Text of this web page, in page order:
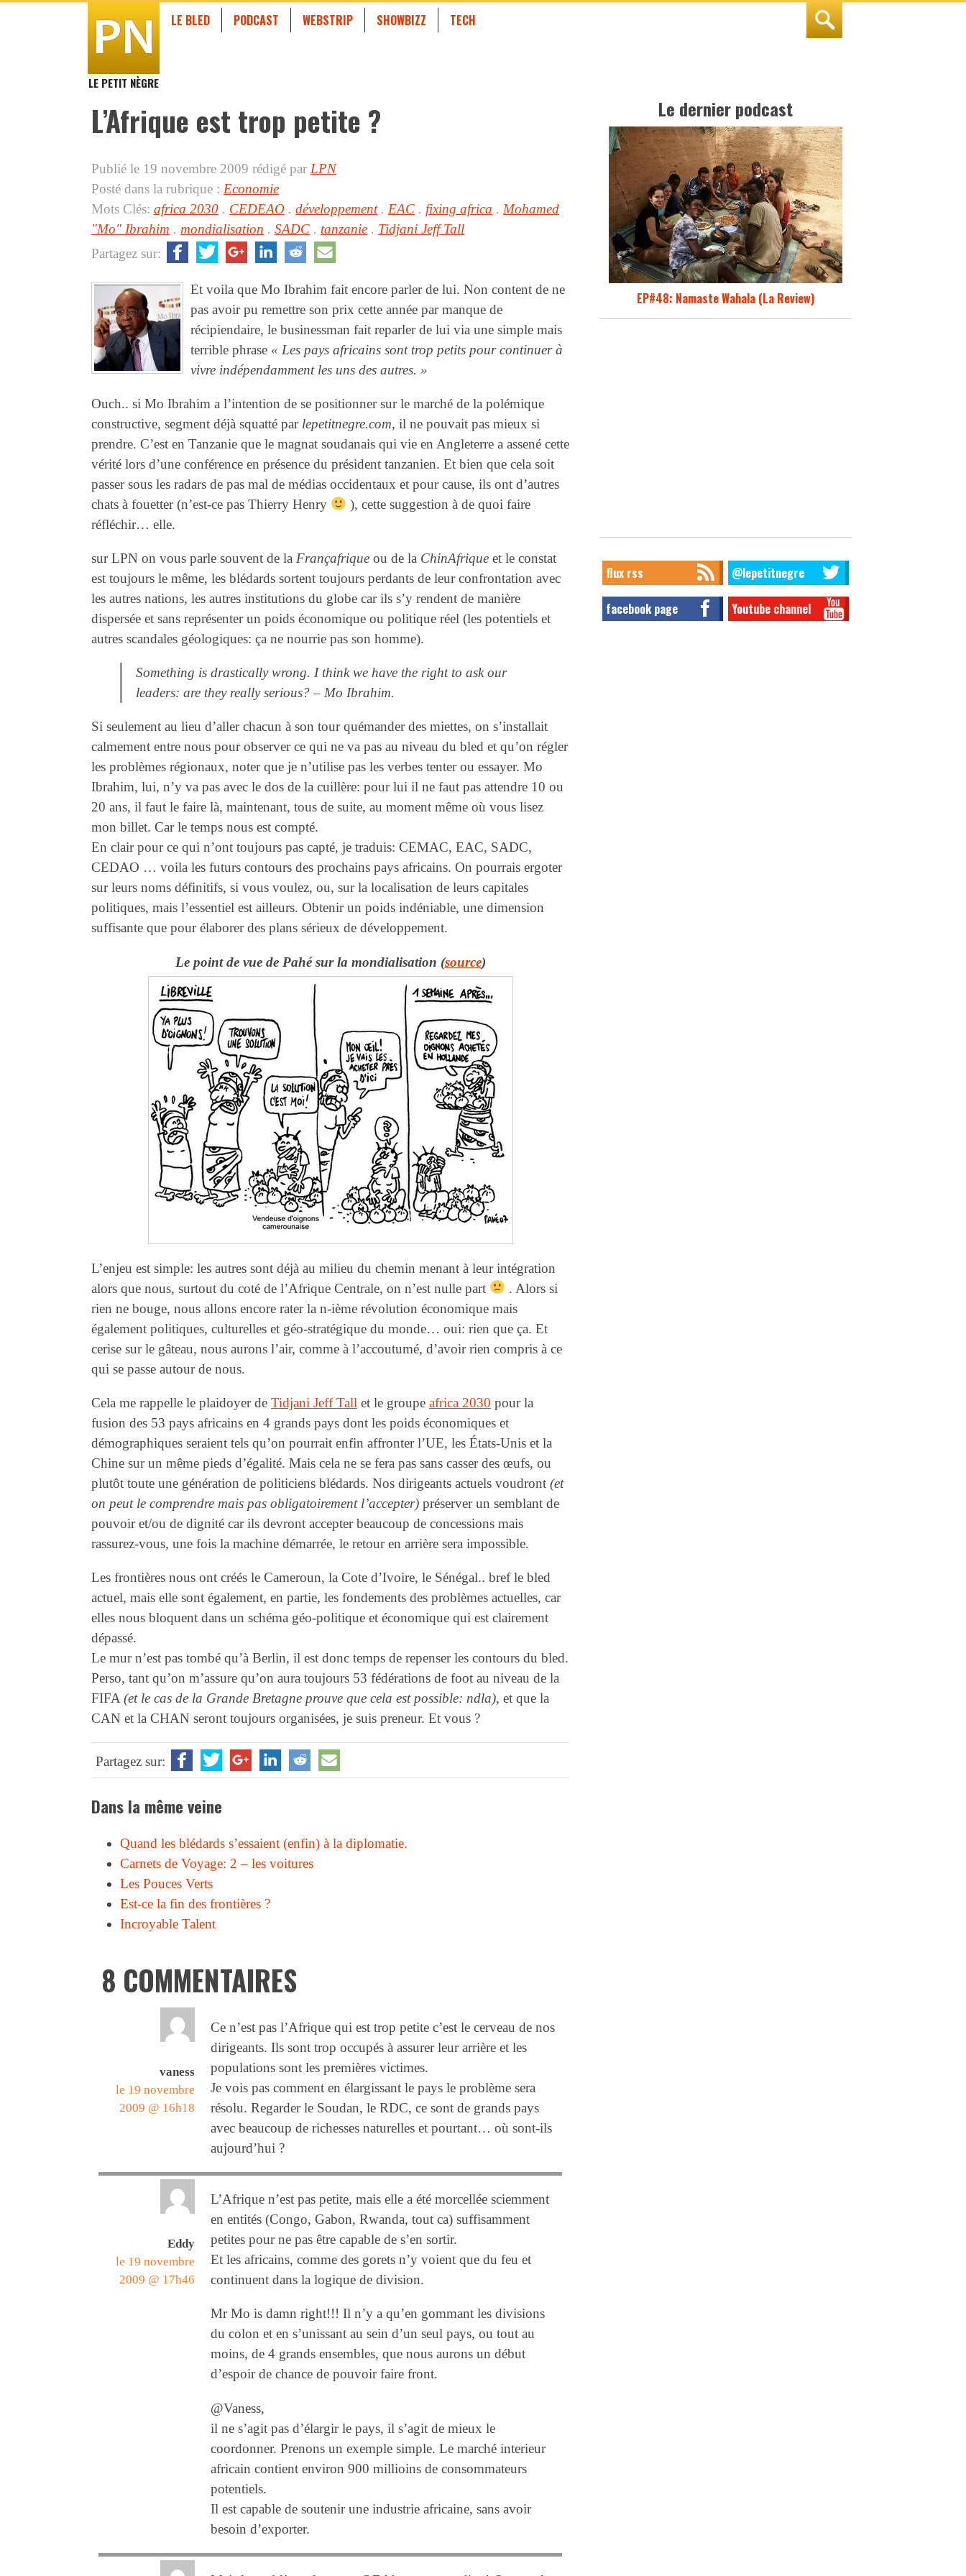
LE PETIT NÈGRE
LE BLED PODCAST WEBSTRIP SHOWBIZZ TECH
L’Afrique est trop petite ?
Publié le 19 novembre 2009 rédigé par LPN
Posté dans la rubrique : Economie
Mots Clés: africa 2030 . CEDEAO . développement. EAC . fixing africa . Mohamed
"Mo" Ibrahim . mondialisation . SADC . tanzanie . Tidjani Jeff Tall
Partagez sur:
Et voila que Mo Ibrahim fait encore parler de lui. Non content de ne
pas avoir pu remettre son prix cette année par manque de
récipiendaire, le businessman fait reparler de lui via une simple mais
terrible phrase « Les pays africains sont trop petits pour continuer à
vivre indépendamment les uns des autres. »
Ouch.. si Mo Ibrahim a l’intention de se positionner sur le marché de la polémique
constructive, segment déjà squatté par lepetitnegre.com, il ne pouvait pas mieux si
prendre. C’est en Tanzanie que le magnat soudanais qui vie en Angleterre a assené cette
vérité lors d’une conférence en présence du président tanzanien. Et bien que cela soit
passer sous les radars de pas mal de médias occidentaux et pour cause, ils ont d’autres
chats à fouetter (n’est-ce pas Thierry Henry
), cette suggestion à de quoi faire
réfléchir… elle.
sur LPN on vous parle souvent de la Françafrique ou de la ChinAfrique et le constat
est toujours le même, les blédards sortent toujours perdants de leur confrontation avec
les autres nations, les autres institutions du globe car ils s’y rendent de manière
dispersée et sans représenter un poids économique ou politique réel (les potentiels et
autres scandales géologiques: ça ne nourrie pas son homme).
Something is drastically wrong. I think we have the right to ask our
leaders: are they really serious? – Mo Ibrahim.
Si seulement au lieu d’aller chacun à son tour quémander des miettes, on s’installait
calmement entre nous pour observer ce qui ne va pas au niveau du bled et qu’on régler
les problèmes régionaux, noter que je n’utilise pas les verbes tenter ou essayer. Mo
Ibrahim, lui, n’y va pas avec le dos de la cuillère: pour lui il ne faut pas attendre 10 ou
20 ans, il faut le faire là, maintenant, tous de suite, au moment même où vous lisez
mon billet. Car le temps nous est compté.
En clair pour ce qui n’ont toujours pas capté, je traduis: CEMAC, EAC, SADC,
CEDAO … voila les futurs contours des prochains pays africains. On pourrais ergoter
sur leurs noms définitifs, si vous voulez, ou, sur la localisation de leurs capitales
politiques, mais l’essentiel est ailleurs. Obtenir un poids indéniable, une dimension
suffisante que pour élaborer des plans sérieux de développement.
Le point de vue de Pahé sur la mondialisation (source)
L’enjeu est simple: les autres sont déjà au milieu du chemin menant à leur intégration
alors que nous, surtout du coté de l’Afrique Centrale, on n’est nulle part
. Alors si
rien ne bouge, nous allons encore rater la n-ième révolution économique mais
également politiques, culturelles et géo-stratégique du monde… oui: rien que ça. Et
cerise sur le gâteau, nous aurons l’air, comme à l’accoutumé, d’avoir rien compris à ce
qui se passe autour de nous.
Cela me rappelle le plaidoyer de Tidjani Jeff Tall et le groupe africa 2030 pour la
fusion des 53 pays africains en 4 grands pays dont les poids économiques et
démographiques seraient tels qu’on pourrait enfin affronter l’UE, les États-Unis et la
Chine sur un même pieds d’égalité. Mais cela ne se fera pas sans casser des œufs, ou
plutôt toute une génération de politiciens blédards. Nos dirigeants actuels voudront (et
on peut le comprendre mais pas obligatoirement l’accepter) préserver un semblant de
pouvoir et/ou de dignité car ils devront accepter beaucoup de concessions mais
rassurez-vous, une fois la machine démarrée, le retour en arrière sera impossible.
Les frontières nous ont créés le Cameroun, la Cote d’Ivoire, le Sénégal.. bref le bled
actuel, mais elle sont également, en partie, les fondements des problèmes actuelles, car
elles nous bloquent dans un schéma géo-politique et économique qui est clairement
dépassé.
Le mur n’est pas tombé qu’à Berlin, il est donc temps de repenser les contours du bled.
Perso, tant qu’on m’assure qu’on aura toujours 53 fédérations de foot au niveau de la
FIFA (et le cas de la Grande Bretagne prouve que cela est possible: ndla), et que la
CAN et la CHAN seront toujours organisées, je suis preneur. Et vous ?
Partagez sur:
Dans la même veine
Quand les blédards s’essaient (enfin) à la diplomatie.
Carnets de Voyage: 2 – les voitures
Les Pouces Verts
Est-ce la fin des frontières ?
Incroyable Talent
8 COMMENTAIRES
vaness
le 19 novembre
2009 @ 16h18
Ce n’est pas l’Afrique qui est trop petite c’est le cerveau de nos
dirigeants. Ils sont trop occupés à assurer leur arrière et les
populations sont les premières victimes.
Je vois pas comment en élargissant le pays le problème sera
résolu. Regarder le Soudan, le RDC, ce sont de grands pays
avec beaucoup de richesses naturelles et pourtant… où sont-ils
aujourd’hui ?
Eddy
le 19 novembre
2009 @ 17h46
L’Afrique n’est pas petite, mais elle a été morcellée sciemment
en entités (Congo, Gabon, Rwanda, tout ca) suffisamment
petites pour ne pas être capable de s’en sortir.
Et les africains, comme des gorets n’y voient que du feu et
continuent dans la logique de division.
Mr Mo is damn right!!! Il n’y a qu’en gommant les divisions
du colon et en s’unissant au sein d’un seul pays, ou tout au
moins, de 4 grands ensembles, que nous aurons un début
d’espoir de chance de pouvoir faire front.
@Vaness,
il ne s’agit pas d’élargir le pays, il s’agit de mieux le
coordonner. Prenons un exemple simple. Le marché interieur
africain contient environ 900 millioins de consommateurs
potentiels.
Il est capable de soutenir une industrie africaine, sans avoir
besoin d’exporter.
Le dernier podcast
EP#48: Namaste Wahala (La Review)
flux rss @lepetitnegre
facebook page Youtube channel